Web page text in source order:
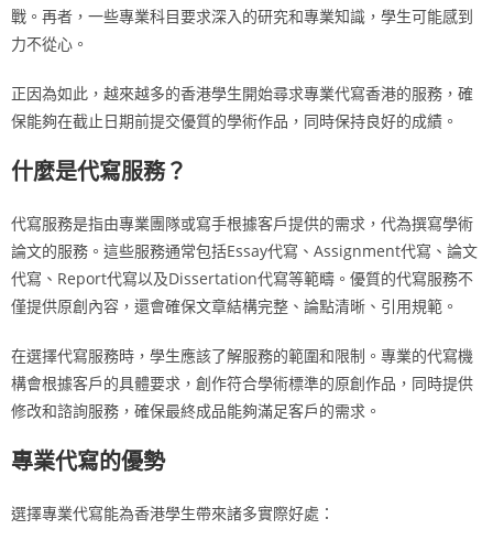
戰。再者，一些專業科目要求深入的研究和專業知識，學生可能感到
力不從心。
正因為如此，越來越多的香港學生開始尋求專業代寫香港的服務，確
保能夠在截止日期前提交優質的學術作品，同時保持良好的成績。
什麼是代寫服務？
代寫服務是指由專業團隊或寫手根據客戶提供的需求，代為撰寫學術
論文的服務。這些服務通常包括Essay代寫、Assignment代寫、論文
代寫、Report代寫以及Dissertation代寫等範疇。優質的代寫服務不
僅提供原創內容，還會確保文章結構完整、論點清晰、引用規範。
在選擇代寫服務時，學生應該了解服務的範圍和限制。專業的代寫機
構會根據客戶的具體要求，創作符合學術標準的原創作品，同時提供
修改和諮詢服務，確保最終成品能夠滿足客戶的需求。
專業代寫的優勢
選擇專業代寫能為香港學生帶來諸多實際好處：